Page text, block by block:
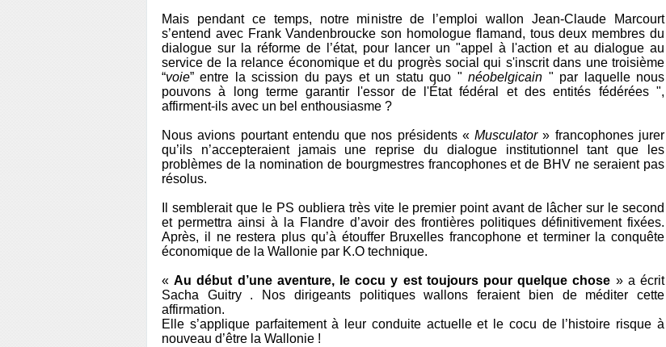
Mais pendant ce temps, notre ministre de l’emploi wallon Jean-Claude Marcourt
s’entend avec Frank Vandenbroucke son homologue flamand, tous deux membres du
dialogue sur la réforme de l’état, pour lancer un "appel à l'action et au dialogue au
service de la relance économique et du progrès social qui s'inscrit dans une troisième
“voie” entre la scission du pays et un statu quo "néobelgicain " par laquelle nous
pouvons à long terme garantir l'essor de l'État fédéral et des entités fédérées ",
affirment-ils avec un bel enthousiasme ?
Nous avions pourtant entendu que nos présidents «Musculator» francophones jurer
qu’ils n’accepteraient jamais une reprise du dialogue institutionnel tant que les
problèmes de la nomination de bourgmestres francophones et de BHV ne seraient pas
résolus.
Il semblerait que le PS oubliera très vite le premier point avant de lâcher sur le second
et permettra ainsi à la Flandre d’avoir des frontières politiques définitivement fixées.
Après, il ne restera plus qu’à étouffer Bruxelles francophone et terminer la conquête
économique de la Wallonie par K.O technique.
«Au début d’une aventure, le cocu y est toujours pour quelque chose » a écrit
Sacha Guitry . Nos dirigeants politiques wallons feraient bien de méditer cette
affirmation.
Elle s’applique parfaitement à leur conduite actuelle et le cocu de l’histoire risque à
nouveau d’être la Wallonie !